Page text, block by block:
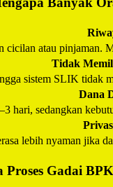
atau pinjaman.
Tidak
sistem SLIK
Dana
hari, sedangkan
lebih nyaman jika
Proses Gadai